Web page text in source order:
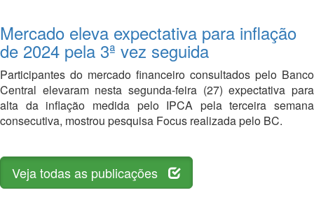
Mercado eleva expectativa para inflação
de 2024 pela 3ª vez seguida
Participantes do mercado financeiro consultados pelo Banco
Central elevaram nesta segunda-feira (27) expectativa para
alta da inflação medida pelo IPCA pela terceira semana
consecutiva, mostrou pesquisa Focus realizada pelo BC.
Veja todas as publicações